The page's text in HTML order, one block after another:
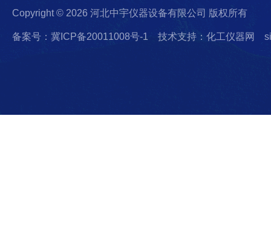
Copyright © 2026 河北中宇仪器设备有限公司 版权所有
备案号：冀ICP备20011008号-1 技术支持：化工仪器网